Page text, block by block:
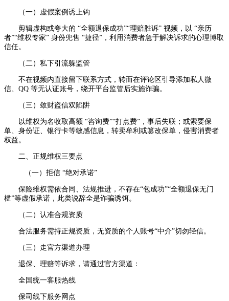
（一）虚假案例诱上钩
剪辑虚构或夸大的 “全额退保成功”“理赔胜诉” 视频，以 “亲历
者”“维权专家” 身份兜售 “捷径”，利用消费者急于解决诉求的心理博取
信任。
（二）私下引流躲监管
不在视频内直接留下联系方式，转而在评论区引导添加私人微
信、QQ 等无认证账号，绕开平台监管后实施诈骗。
（三）敛财盗信双陷阱
以维权为名收取高额 “咨询费”“打点费”，事后失联；或索要保
单、身份证、银行卡等敏感信息，转卖牟利或篡改保单，侵害消费者
权益。
二、正规维权三要点
（一）拒信 “绝对承诺”
保险维权需依合同、法规推进，不存在“包成功”“全额退保无门
槛”等虚假承诺，此类说辞全是诈骗诱饵。
（二）认准合规资质
合法服务需持正规资质，无资质的个人账号“中介”切勿轻信。
（三）走官方渠道办理
退保、理赔等诉求，请通过官方渠道：
全国统一客服热线
保司线下服务网点